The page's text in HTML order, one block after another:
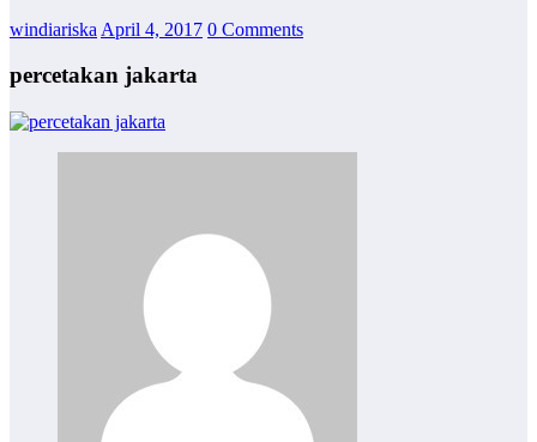
windiariska April 4, 2017 0 Comments
percetakan jakarta